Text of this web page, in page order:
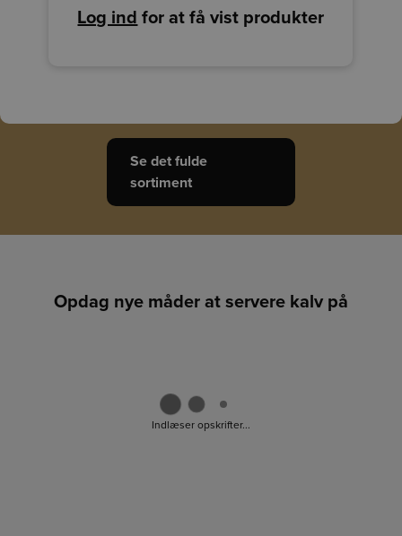
Log indfor at få vist produkter
Se det fulde
sortiment
Opdag nye måder at servere kalv på
Indlæser opskrifter...